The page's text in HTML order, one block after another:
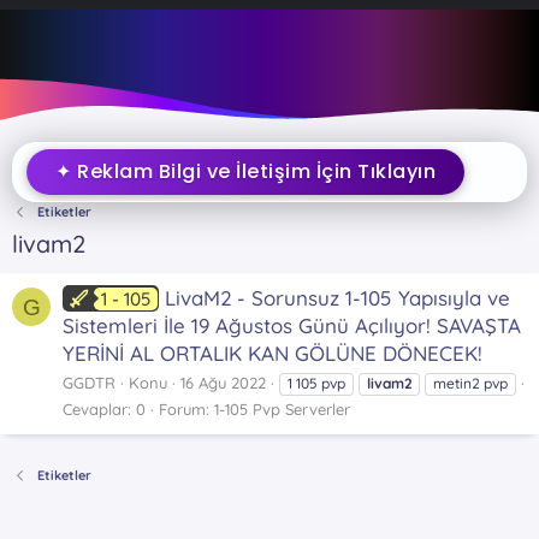
✦ Reklam Bilgi ve İletişim İçin Tıklayın
Etiketler
livam2
G 1 - 105
LivaM2 - Sorunsuz 1-105 Yapısıyla ve
Sistemleri İle 19 Ağustos Günü Açılıyor! SAVAŞTA
YERİNİ AL ORTALIK KAN GÖLÜNE DÖNECEK!
GGDTR Konu 16 Ağu 2022 1 105 pvp livam2 metin2 pvp
Cevaplar: 0 Forum: 1-105 Pvp Serverler
Etiketler